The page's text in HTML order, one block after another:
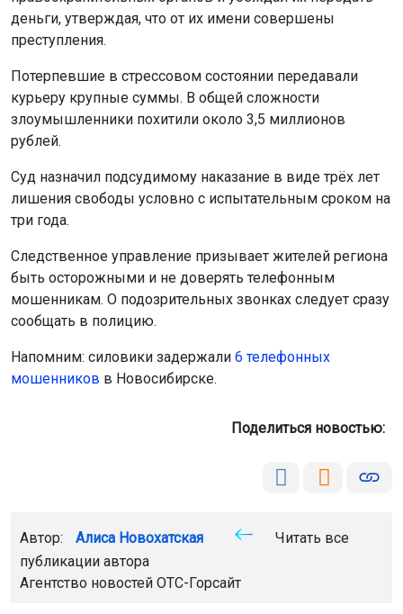
деньги, утверждая, что от их имени совершены
преступления.
Потерпевшие в стрессовом состоянии передавали
курьеру крупные суммы. В общей сложности
злоумышленники похитили около 3,5 миллионов
рублей.
Суд назначил подсудимому наказание в виде трёх лет
лишения свободы условно с испытательным сроком на
три года.
Следственное управление призывает жителей региона
быть осторожными и не доверять телефонным
мошенникам. О подозрительных звонках следует сразу
сообщать в полицию.
Напомним: силовики задержали 6 телефонных
мошенников в Новосибирске.
Поделиться новостью:
Автор: Алиса Новохатская
Читать все
публикации автора
Агентство новостей ОТС-Горсайт